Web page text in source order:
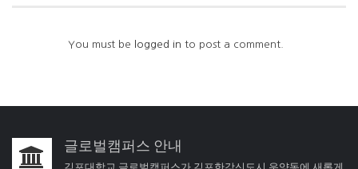
You must be logged in to post a comment.
글로벌캠퍼스 안내